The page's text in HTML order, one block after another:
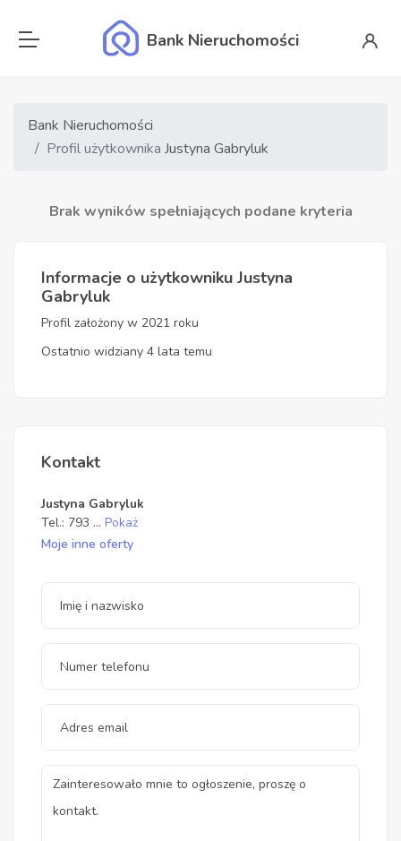
Bank Nieruchomości
Bank Nieruchomości
Profil użytkownika Justyna Gabryluk
Brak wyników spełniających podane kryteria
Informacje o użytkowniku Justyna
Gabryluk
Profil założony w 2021 roku
Ostatnio widziany 4 lata temu
Kontakt
Justyna Gabryluk
Tel.: 793 ... Pokaż
Moje inne oferty